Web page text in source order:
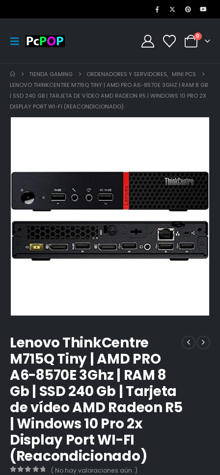
0
TIENDA GAMING ORDENADORES Y SERVIDORES, MINI PCS
LENOVO THINKCENTRE M715Q TINY | AMD PRO A6-8570E 3GHZ | RAM 8 GB
| SSD 240 GB | TARJETA DE VÍDEO AMD RADEON R5 | WINDOWS 10 PRO 2X
DISPLAY PORT WI-FI (REACONDICIONADO)
Lenovo ThinkCentre
M715Q Tiny | AMD PRO
A6-8570E 3Ghz | RAM 8
Gb | SSD 240 Gb | Tarjeta
de vídeo AMD Radeon R5
| Windows 10 Pro 2x
Display Port WI-FI
(Reacondicionado)
( No hay valoraciones aún. )